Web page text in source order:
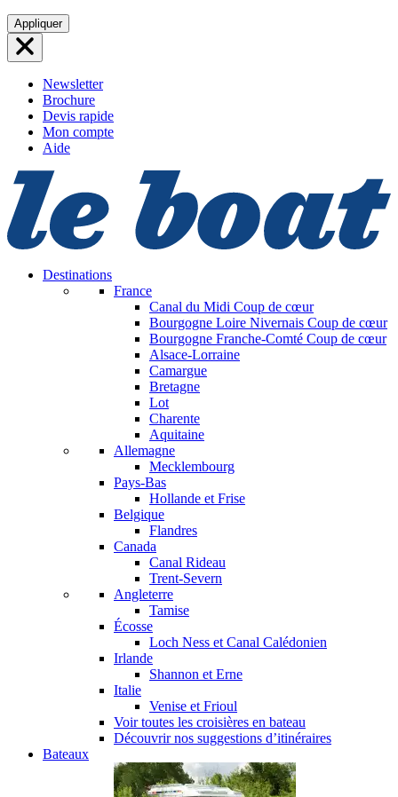
Aller
au
contenu
Appliquer
Newsletter
Brochure
Devis rapide
Mon compte
Aide
Destinations
France
Canal du Midi Coup de cœur
Bourgogne Loire Nivernais Coup de cœur
Bourgogne Franche-Comté Coup de cœur
Alsace-Lorraine
Camargue
Bretagne
Lot
Charente
Aquitaine
Allemagne
Mecklembourg
Pays-Bas
Hollande et Frise
Belgique
Flandres
Canada
Canal Rideau
Trent-Severn
Angleterre
Tamise
Écosse
Loch Ness et Canal Calédonien
Irlande
Shannon et Erne
Italie
Venise et Frioul
Voir toutes les croisières en bateau
Découvrir nos suggestions d’itinéraires
Bateaux